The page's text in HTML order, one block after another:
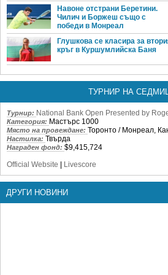
Навоне отстрани Беретини.
Чилич и Боржеш също с
победи в Монреал
Глушкова се класира за
кръг в Куршумлийска Баня
ТУРНИР НА
Турнир: National Bank Open Presented by
Категория: Мастърс 1000
Място на провеждане: Торонто / Монреал,
Настилка: Твърда
Награден фонд: $9,415,724
Official Website
Livescore
ДРУГИ НОВИНИ